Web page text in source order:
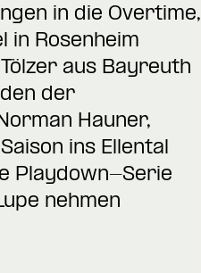
in die Overtime,
in Rosenheim
aus Bayreuth
der
Hauner,
ins Ellental
Playdown-Serie
nehmen